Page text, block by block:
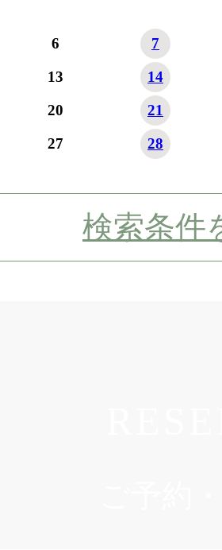
6
7
13
14
20
21
27 28
検索条件